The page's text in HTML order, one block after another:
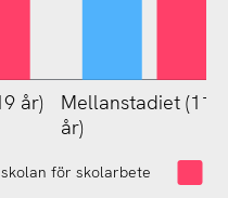
år)
Mellanstadiet (11-
år)
för skolarbete